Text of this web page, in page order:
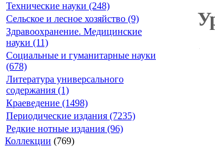
Технические науки (248)
Сельское и лесное хозяйство (9)
Здравоохранение. Медицинские
науки (11)
Социальные и гуманитарные науки
(678)
Литература универсального
содержания (1)
Краеведение (1498)
Периодические издания (7235)
Редкие нотные издания (96)
Коллекции (769)